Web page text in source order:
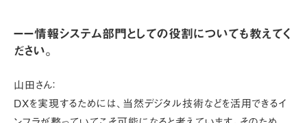
ーー情報システム部門としての役割についても教えてく
ださい。
山田さん：
DXを実現するためには、当然デジタル技術などを活用できるイ